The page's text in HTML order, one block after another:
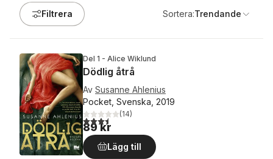
Filtrera Sortera:Trendande
Del 1 - Alice Wiklund
Dödlig åtrå
Av Susanne Ahlenius
Pocket, Svenska, 2019
3,5utav 5 stjärnor. Totalt antal röster:
(14)
89 kr
Lägg till